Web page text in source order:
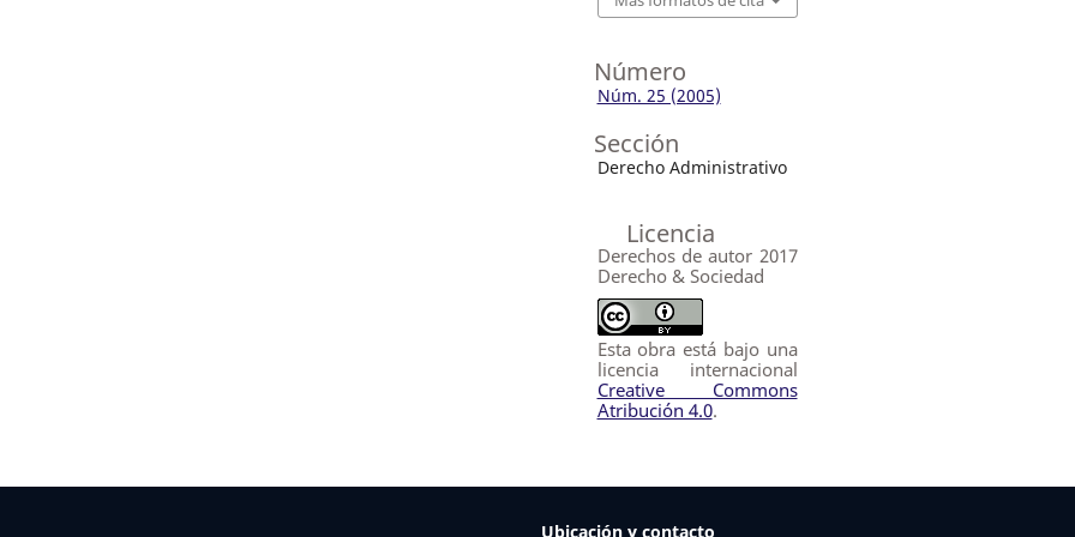
Número
Núm. 25 (2005)
Sección
Derecho Administrativo
Licencia
Derechos de autor 2017
Derecho & Sociedad
Esta obra está bajo una
licencia internacional
Creative Commons
Atribución 4.0.
Ubicación y contacto